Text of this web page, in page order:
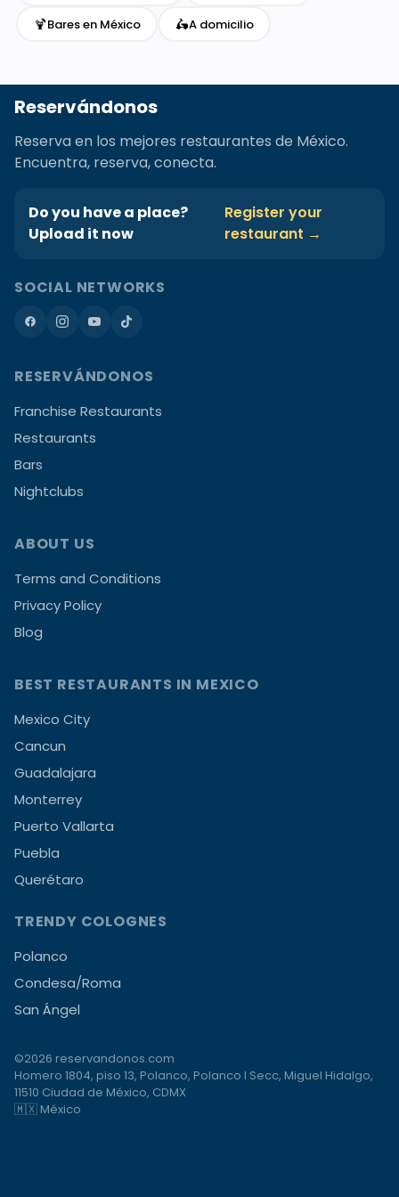
🍹Bares en México 🛵A domicilio
Reservándonos
Reserva en los mejores restaurantes de México.
Encuentra, reserva, conecta.
Do you have a place?
Upload it now
Register your
restaurant →
SOCIAL NETWORKS
RESERVÁNDONOS
Franchise Restaurants
Restaurants
Bars
Nightclubs
ABOUT US
Terms and Conditions
Privacy Policy
Blog
BEST RESTAURANTS IN MEXICO
Mexico City
Cancun
Guadalajara
Monterrey
Puerto Vallarta
Puebla
Querétaro
TRENDY COLOGNES
Polanco
Condesa/Roma
San Ángel
©2026 reservandonos.com
Homero 1804, piso 13, Polanco, Polanco I Secc, Miguel Hidalgo,
11510 Ciudad de México, CDMX
🇲🇽 México